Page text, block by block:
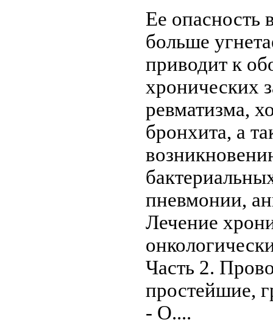
Ее опасность
больше
приводит к
хронических
ревматизма,
бронхита, а
пневмонии,
Лечение
Часть 2.
простейшие,
- О....